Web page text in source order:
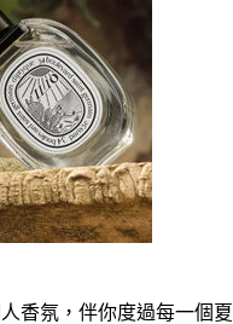
香氛，伴你度過每一個